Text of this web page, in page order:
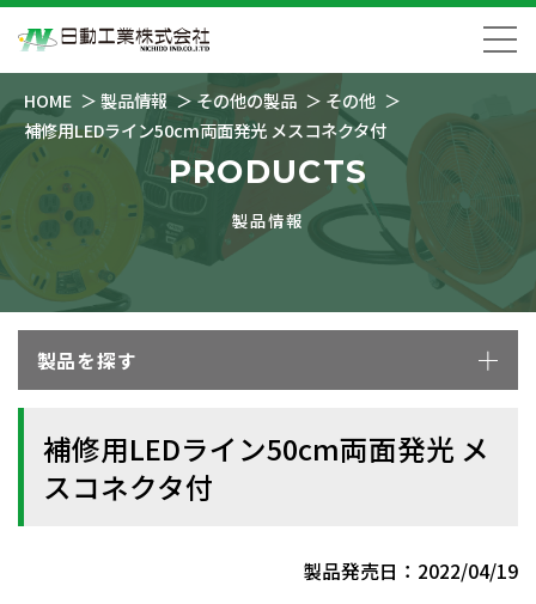
HOME 製品情報 その他の製品
その他
補修用LEDライン50cm両面発光 メスコネクタ付
PRODUCTS
製品情報
製品を探す
補修用LEDライン50cm両面発光 メ
スコネクタ付
製品発売日：2022/04/19